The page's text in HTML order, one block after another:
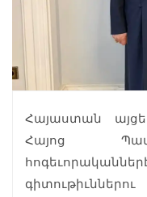
Հայաստան
Հայոց